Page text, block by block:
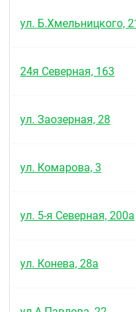
Применение
защитой от
путем.
осложнений после
1,5 мг. В связи с
факторами риска
артериальным или
наличием
Препарат не
менструации
лет возможно
ул. Б.Хмельницкого,
24я Северная, 163
ул. Заозерная, 28
ул. Комарова, 3
ул. 5-я Северная, 200а
ул. Конева, 28а